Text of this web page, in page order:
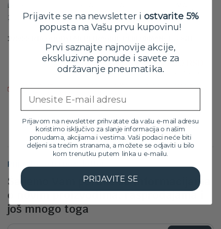
195/55 R16 GOODYEAR ULTRAGRIP PERFORMANCE 3 87H
18,099.00
16,299.00
Prijavite se na newsletter
Šaljemo Vam poruke sa informacijama
o novim proizvodima, rasprodajama i
još mnogo toga
Prijavite se na newsletter i ostvarite 5%
popusta na Vašu prvu kupovinu!
Prvi saznajte najnovije akcije,
ekskluzivne ponude i savete za
održavanje pneumatika.
Prijavom na newsletter prihvatate da vašu e-mail adresu
koristimo isključivo za slanje informacija o našim
ponudama, akcijama i vestima. Vaši podaci neće biti
deljeni sa trećim stranama, a možete se odjaviti u bilo
kom trenutku putem linka u e-mailu.
PRIJAVITE SE